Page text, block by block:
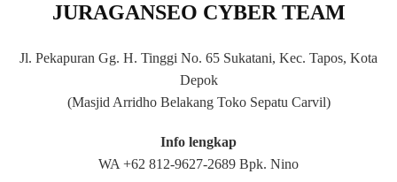
JURAGANSEO CYBER TEAM
Jl. Pekapuran Gg. H. Tinggi No. 65 Sukatani, Kec. Tapos, Kota
Depok
(Masjid Arridho Belakang Toko Sepatu Carvil)
Info lengkap
WA +62 812-9627-2689 Bpk. Nino